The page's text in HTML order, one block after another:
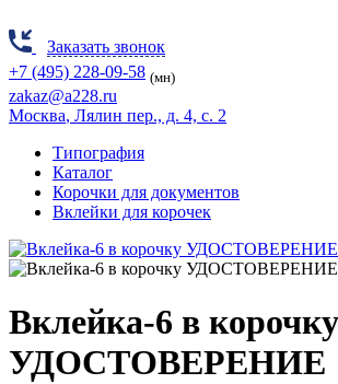
Заказать звонок
+7 (495) 228-09-58 (мн)
zakaz@a228.ru
Москва, Лялин пер., д. 4, с. 2
Типография
Каталог
Корочки для документов
Вклейки для корочек
Вклейка-6 в корочку
УДОСТОВЕРЕНИЕ